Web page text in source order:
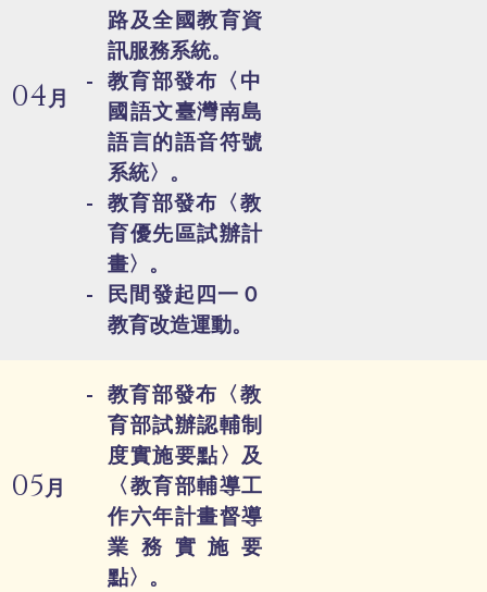
04 月
路及全國教育資
訊服務系統。
教育部發布〈中
國語文臺灣南島
語言的語音符號
系統〉。
教育部發布〈教
育優先區試辦計
畫〉。
民間發起四一０
教育改造運動。
05 月
教育部發布〈教
育部試辦認輔制
度實施要點〉及
〈教育部輔導工
作六年計畫督導
業務實施要
點〉。